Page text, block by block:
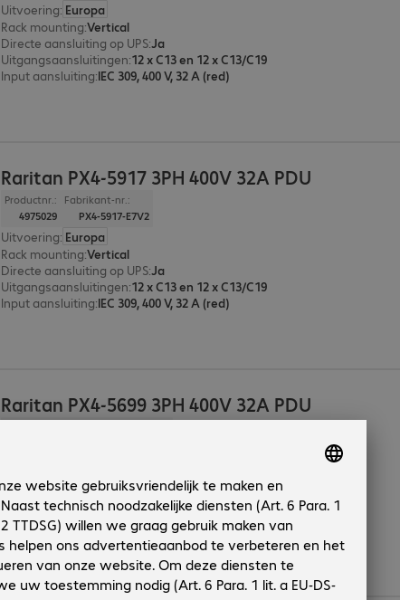
Uitvoering: Europa
Rack mounting:Vertical
Directe aansluiting op UPS:Ja
Uitgangsaansluitingen:12 x C13 en 12 x C13/C19
Input aansluiting:IEC 309, 400 V, 32 A (red)
Raritan PX4-5917 3PH 400V 32A PDU
Productnr.:
4975029
Fabrikant-nr.:
PX4-5917-E7V2
Uitvoering: Europa
Rack mounting:Vertical
Directe aansluiting op UPS:Ja
Uitgangsaansluitingen:12 x C13 en 12 x C13/C19
Input aansluiting:IEC 309, 400 V, 32 A (red)
Raritan PX4-5699 3PH 400V 32A PDU
Rack mounting:Vertical
Directe aansluiting op UPS
Ja
Uitgangsaansluitingen:18 x C13 en 18 x C13/C19
Input aansluiting:IEC 309, 400 V, 32 A (red)